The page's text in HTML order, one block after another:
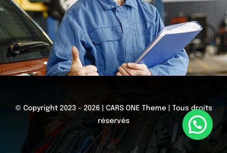
© Copyright 2023 - 2026 | CARS ONE Theme | Tous droits
réservés